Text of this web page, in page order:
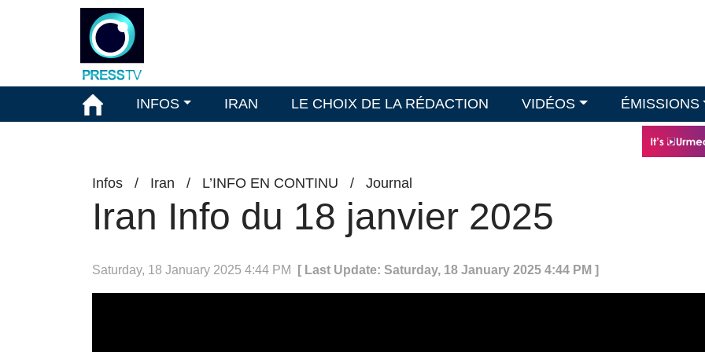
INFOS IRAN LE CHOIX DE LA RÉDACTION VIDÉOS ÉMISSIONS
Infos / Iran / L’INFO EN CONTINU / Journal
Iran Info du 18 janvier 2025
Saturday, 18 January 2025 4:44 PM [ Last Update: Saturday, 18 January 2025 4:44 PM ]